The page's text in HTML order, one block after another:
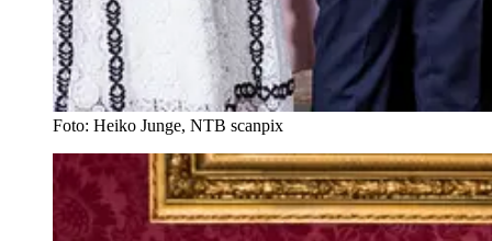
Foto: Heiko Junge, NTB scanpix